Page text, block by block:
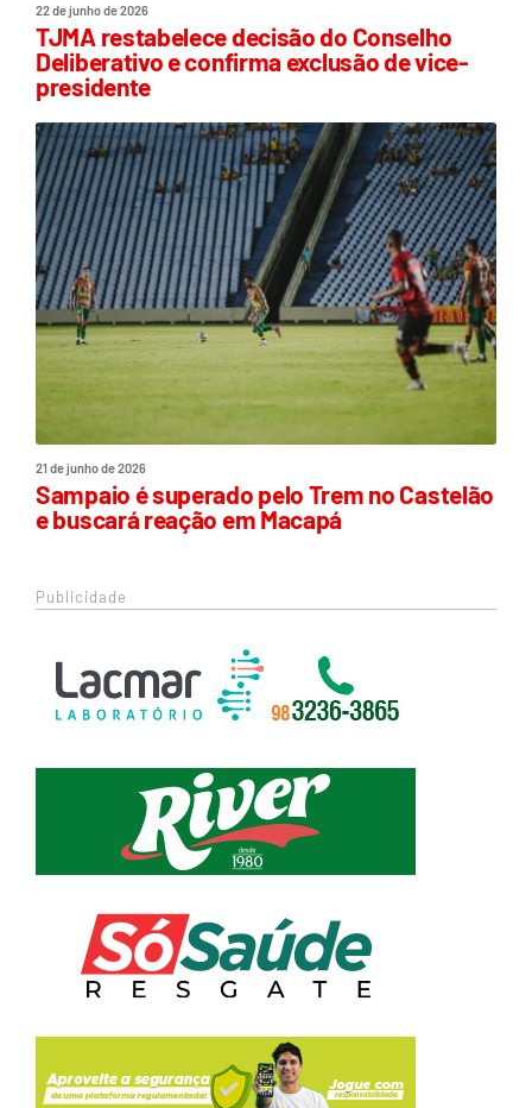
22 de junho de 2026
TJMA restabelece decisão do Conselho
Deliberativo e confirma exclusão de vice-
presidente
21 de junho de 2026
Sampaio é superado pelo Trem no Castelão
e buscará reação em Macapá
Publicidade